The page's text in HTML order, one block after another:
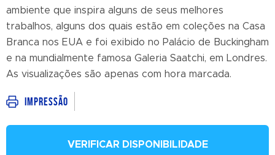
ambiente que inspira alguns de seus melhores
trabalhos, alguns dos quais estão em coleções na Casa
Branca nos EUA e foi exibido no Palácio de Buckingham
e na mundialmente famosa Galeria Saatchi, em Londres.
As visualizações são apenas com hora marcada.
Impressão
VERIFICAR DISPONIBILIDADE